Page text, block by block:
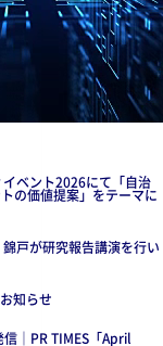
イベント2026にて「自治
の価値提案」をテーマに
戸が研究報告講演を行い
知らせ
｜PR TIMES「April